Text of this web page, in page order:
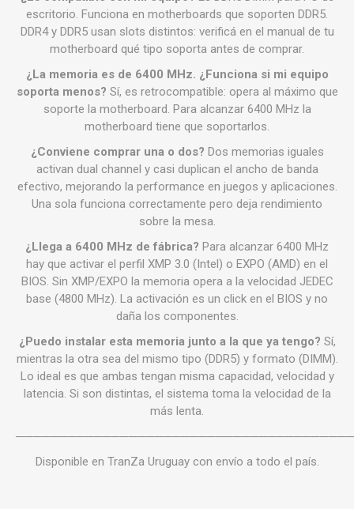
escritorio. Funciona en motherboards que soporten DDR5.
DDR4 y DDR5 usan slots distintos: verificá en el manual de tu
motherboard qué tipo soporta antes de comprar.
¿La memoria es de 6400 MHz. ¿Funciona si mi equipo
soporta menos? Sí, es retrocompatible: opera al máximo que
soporte la motherboard. Para alcanzar 6400 MHz la
motherboard tiene que soportarlos.
¿Conviene comprar una o dos? Dos memorias iguales
activan dual channel y casi duplican el ancho de banda
efectivo, mejorando la performance en juegos y aplicaciones.
Una sola funciona correctamente pero deja rendimiento
sobre la mesa.
¿Llega a 6400 MHz de fábrica? Para alcanzar 6400 MHz
hay que activar el perfil XMP 3.0 (Intel) o EXPO (AMD) en el
BIOS. Sin XMP/EXPO la memoria opera a la velocidad JEDEC
base (4800 MHz). La activación es un click en el BIOS y no
daña los componentes.
¿Puedo instalar esta memoria junto a la que ya tengo? Sí,
mientras la otra sea del mismo tipo (DDR5) y formato (DIMM).
Lo ideal es que ambas tengan misma capacidad, velocidad y
latencia. Si son distintas, el sistema toma la velocidad de la
más lenta.
Disponible en TranZa Uruguay con envío a todo el país.